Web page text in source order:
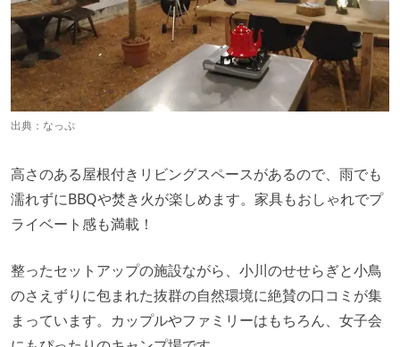
出典： なっぷ
高さのある屋根付きリビングスペースがあるので、雨でも
濡れずにBBQや焚き火が楽しめます。家具もおしゃれでプ
ライベート感も満載！
整ったセットアップの施設ながら、小川のせせらぎと小鳥
のさえずりに包まれた抜群の自然環境に絶賛の口コミが集
まっています。カップルやファミリーはもちろん、女子会